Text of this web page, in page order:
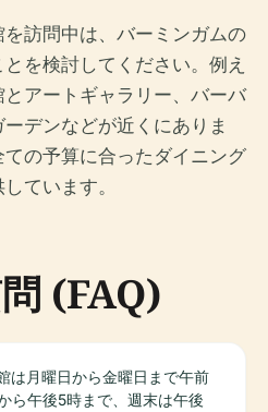
訪問中は、バーミンガムの
を検討してください。例え
アートギャラリー、バーバ
デンなどが近くにありま
の予算に合ったダイニング
ています。
(FAQ)
は月曜日から金曜日まで午前
ら午後5時まで、週末は午後